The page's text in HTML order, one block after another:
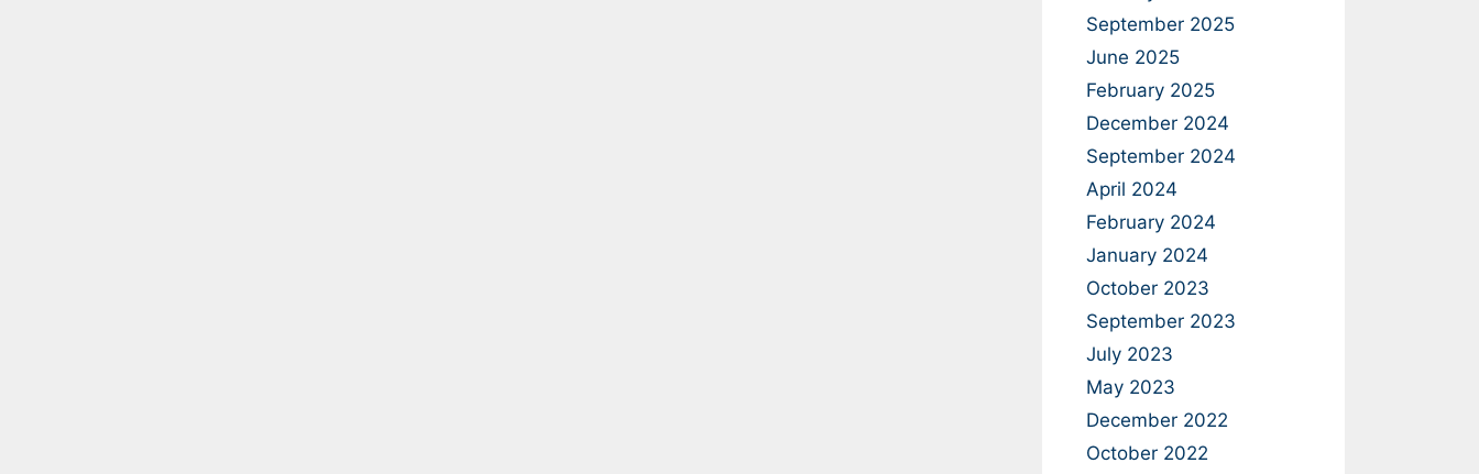
September 2025
June 2025
February 2025
December 2024
September 2024
April 2024
February 2024
January 2024
October 2023
September 2023
July 2023
May 2023
December 2022
October 2022